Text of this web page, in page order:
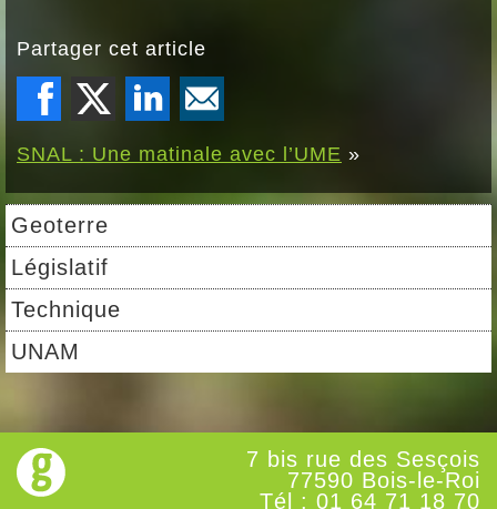
Partager cet article
SNAL : Une matinale avec l’UME »
Geoterre
Législatif
Technique
UNAM
7 bis rue des Sesçois
77590 Bois-le-Roi
Tél : 01 64 71 18 70